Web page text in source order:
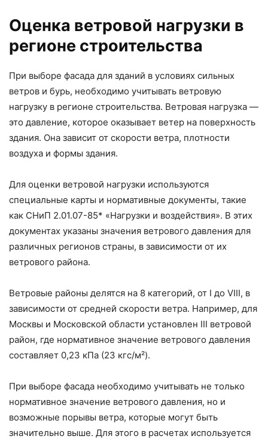
Оценка ветровой нагрузки в
регионе строительства
При выборе фасада для зданий в условиях сильных
ветров и бурь, необходимо учитывать ветровую
нагрузку в регионе строительства. Ветровая нагрузка —
это давление, которое оказывает ветер на поверхность
здания. Она зависит от скорости ветра, плотности
воздуха и формы здания.
Для оценки ветровой нагрузки используются
специальные карты и нормативные документы, такие
как СНиП 2.01.07-85* «Нагрузки и воздействия». В этих
документах указаны значения ветрового давления для
различных регионов страны, в зависимости от их
ветрового района.
Ветровые районы делятся на 8 категорий, от I до VIII, в
зависимости от средней скорости ветра. Например, для
Москвы и Московской области установлен III ветровой
район, где нормативное значение ветрового давления
составляет 0,23 кПа (23 кгс/м²).
При выборе фасада необходимо учитывать не только
нормативное значение ветрового давления, но и
возможные порывы ветра, которые могут быть
значительно выше. Для этого в расчетах используется